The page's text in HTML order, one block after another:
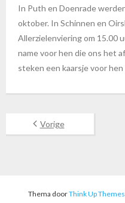
In Puth en Doenrade
oktober. In Schinnen en
Allerzielenviering om 15.00
name voor hen die ons het
steken een kaarsje voor hen
Vorige
Thema doorThink Up